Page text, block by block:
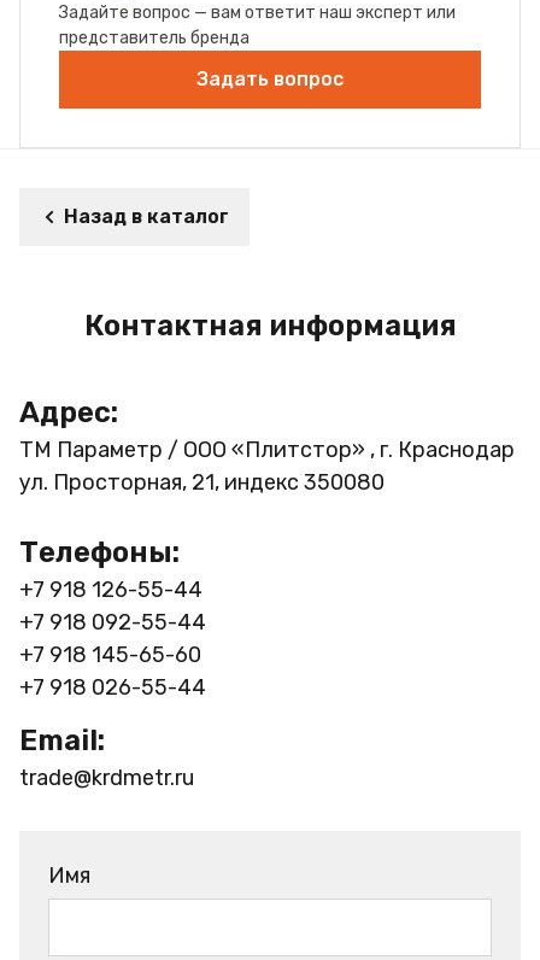
Задайте вопрос — вам ответит наш эксперт или
представитель бренда
Задать вопрос
Назад в каталог
Контактная информация
Адрес:
ТМ Параметр / ООО «Плитстор» , г. Краснодар
ул. Просторная, 21, индекс 350080
Телефоны:
+7 918 126-55-44
+7 918 092-55-44
+7 918 145-65-60
+7 918 026-55-44
Email:
trade@krdmetr.ru
Имя